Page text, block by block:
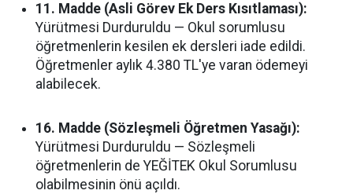
11. Madde (Asli Görev Ek Ders Kısıtlaması):
Yürütmesi Durduruldu — Okul sorumlusu
öğretmenlerin kesilen ek dersleri iade edildi.
Öğretmenler aylık 4.380 TL'ye varan ödemeyi
alabilecek.
16. Madde (Sözleşmeli Öğretmen Yasağı):
Yürütmesi Durduruldu — Sözleşmeli
öğretmenlerin de YEĞİTEK Okul Sorumlusu
olabilmesinin önü açıldı.